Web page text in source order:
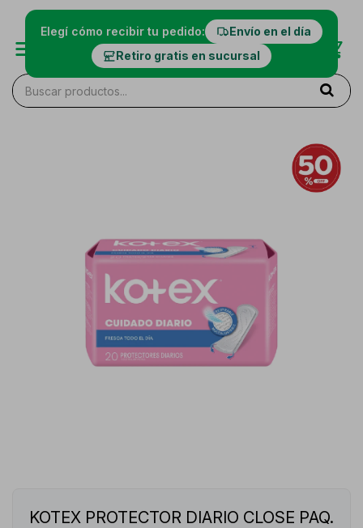
Elegí cómo recibir tu pedido:
Envío en el día
Retiro gratis en sucursal
KOTEX PROTECTOR DIARIO CLOSE PAQ.